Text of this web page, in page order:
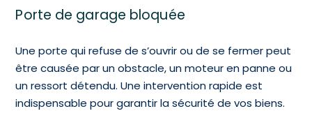
Porte de garage bloquée
Une porte qui refuse de s’ouvrir ou de se fermer peut
être causée par un obstacle, un moteur en panne ou
un ressort détendu. Une intervention rapide est
indispensable pour garantir la sécurité de vos biens.